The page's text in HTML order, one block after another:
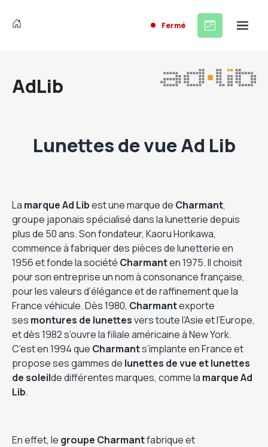
Fermé
AdLib
Lunettes de vue Ad Lib
La marqueAd Libest une marque de Charmant,
groupe japonais spécialisé dans la lunetterie depuis
plus de 50 ans. Son fondateur, Kaoru Horikawa,
commence à fabriquer des pièces de lunetterie en
1956 et fonde la société Charmanten 1975. Il choisit
pour son entreprise un nom à consonance française,
pour les valeurs d’élégance et de raffinement que la
France véhicule. Dès 1980, Charmantexporte
ses montures de lunettesvers toute l’Asie et l’Europe,
et dès 1982 s’ouvre la filiale américaine à New York.
C’est en 1994 que Charmants’implante en France et
propose ses gammes de lunettes de vue et lunettes
de soleilde différentes marques, comme la marque Ad
Lib.
En effet, le groupe Charmantfabrique et